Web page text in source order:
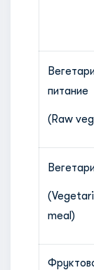
питание
(Raw
meal)